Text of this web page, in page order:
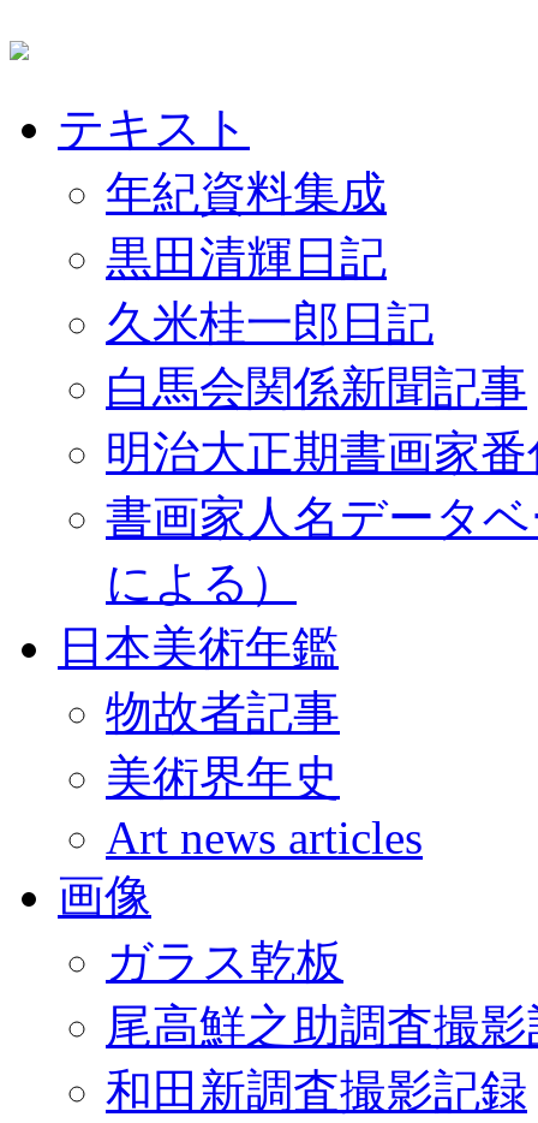
テキスト
年紀資料集成
黒田清輝日記
久米桂一郎日記
白馬会関係新聞記事
明治大正期書画家
書画家人名データ
による）
日本美術年鑑
物故者記事
美術界年史
Art news articles
画像
ガラス乾板
尾高鮮之助調査撮
和田新調査撮影記録